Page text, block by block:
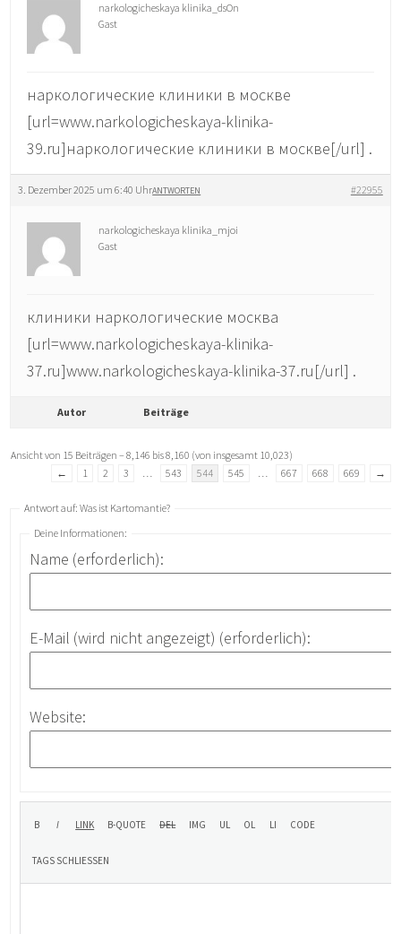
narkologicheskaya klinika_dsOn
Gast
наркологические клиники в москве
[url=www.narkologicheskaya-klinika-
39.ru]наркологические клиники в москве[/url] .
3. Dezember 2025 um 6:40 Uhr #22955
ANTWORTEN
narkologicheskaya klinika_mjoi
Gast
клиники наркологические москва
[url=www.narkologicheskaya-klinika-
37.ru]www.narkologicheskaya-klinika-37.ru[/url] .
Autor Beiträge
Ansicht von 15 Beiträgen – 8,146 bis 8,160 (von insgesamt 10,023)
←
1 2 3 … 543 544 545 … 667 668 669 →
Antwort auf: Was ist Kartomantie?
Deine Informationen:
Name (erforderlich):
E-Mail (wird nicht angezeigt) (erforderlich):
Website: